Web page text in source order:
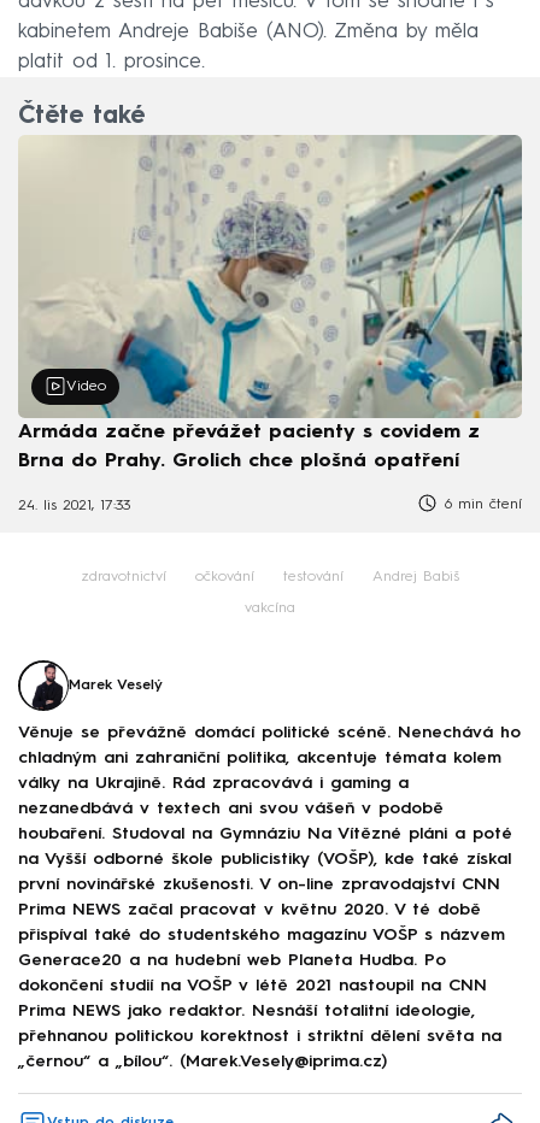
kabinetem Andreje Babiše (ANO). Změna by měla
platit od 1. prosince.
Čtěte také
Video
Armáda začne převážet pacienty s covidem z
Brna do Prahy. Grolich chce plošná opatření
24. lis 2021, 17:33 6 min čtení
zdravotnictví očkování testování Andrej Babiš
vakcína
Marek Veselý
Věnuje se převážně domácí politické scéně. Nenechává ho
chladným ani zahraniční politika, akcentuje témata kolem
války na Ukrajině. Rád zpracovává i gaming a
nezanedbává v textech ani svou vášeň v podobě
houbaření. Studoval na Gymnáziu Na Vítězné pláni a poté
na Vyšší odborné škole publicistiky (VOŠP), kde také získal
první novinářské zkušenosti. V on-line zpravodajství CNN
Prima NEWS začal pracovat v květnu 2020. V té době
přispíval také do studentského magazínu VOŠP s názvem
Generace20 a na hudební web Planeta Hudba. Po
dokončení studií na VOŠP v létě 2021 nastoupil na CNN
Prima NEWS jako redaktor. Nesnáší totalitní ideologie,
přehnanou politickou korektnost i striktní dělení světa na
„černou“ a „bílou“. (Marek.Vesely@iprima.cz)